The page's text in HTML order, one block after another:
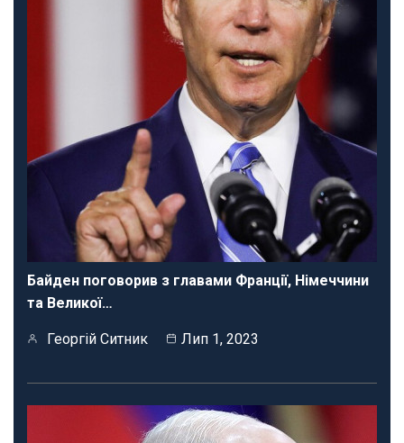
Байден поговорив з главами Франції, Німеччини
та Великої…
Георгій Ситник Лип 1, 2023